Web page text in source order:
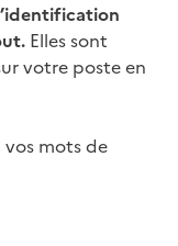
Elles sont
votre poste en
vos mots de